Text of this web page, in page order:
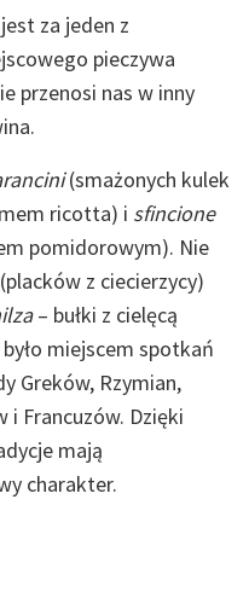
za jeden z
pieczywa
przenosi nas w inny
(smażonych kulek
ricotta) i sfincione
pomidorowym). Nie
z ciecierzycy)
– bułki z cielęcą
miejscem spotkań
Greków, Rzymian,
i Francuzów. Dzięki
mają
charakter.